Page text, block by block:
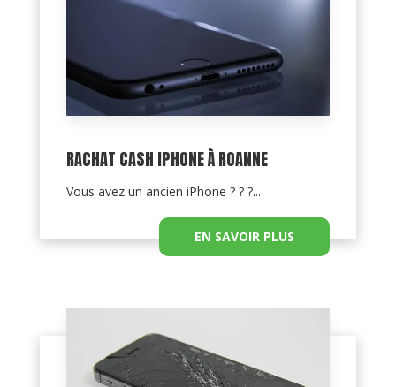
RACHAT CASH IPHONE À ROANNE
Vous avez un ancien iPhone ? ? ?...
EN SAVOIR PLUS